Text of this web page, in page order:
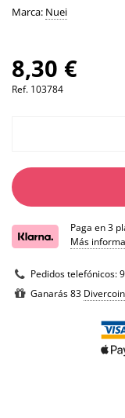
Marca: Nuei
8,30 €
Ref. 103784
Paga en 3
Más
Pedidos telefónicos:
Ganarás 83